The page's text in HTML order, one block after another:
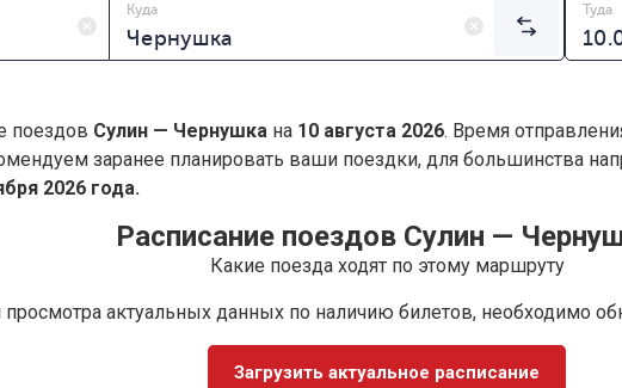
Куда Туда
поездов Сулин — Чернушка на 10 августа 2026. Время
заранее планировать ваши поездки, для большинства
2026 года.
Расписание поездов Сулин —
Какие поезда ходят по этому маршруту
актуальных данных по наличию билетов, необходимо
Загрузить актуальное расписание